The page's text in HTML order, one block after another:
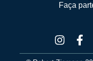
Faça